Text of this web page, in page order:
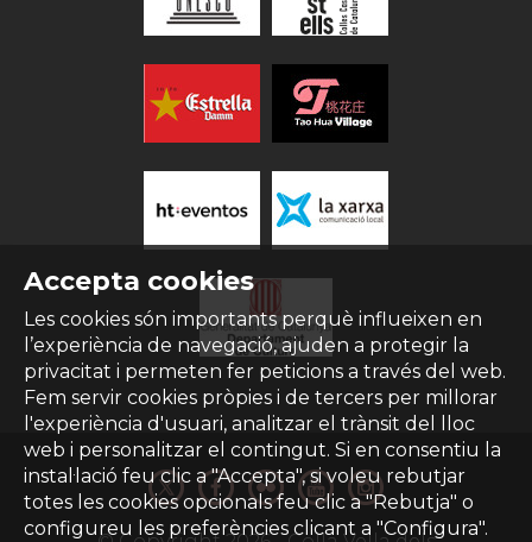
Accepta cookies
Les cookies són importants perquè influeixen en
l’experiència de navegació, ajuden a protegir la
privacitat i permeten fer peticions a través del web.
Fem servir cookies pròpies i de tercers per millorar
l'experiència d'usuari, analitzar el trànsit del lloc
web i personalitzar el contingut. Si en consentiu la
instal·lació feu clic a "Accepta", si voleu rebutjar
totes les cookies opcionals feu clic a "Rebutja" o
configureu les preferències clicant a "Configura".